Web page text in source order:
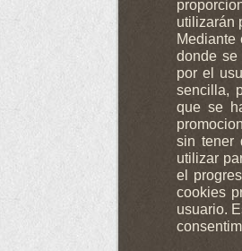
utilizarán
Mediante
donde
por el
sencilla,
que se
sin tener
utilizar
el
cookies
usuario.